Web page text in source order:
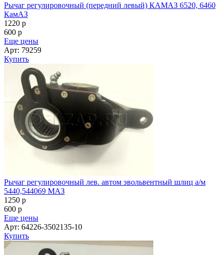
Рычаг регулировочный (передний левый) КАМАЗ 6520, 6460
КамАЗ
1220 p
600 p
Еще цены
Арт: 79259
Купить
Рычаг регулировочный лев. автом эвольвентный шлиц а/м
5440,544069 МАЗ
1250 p
600 p
Еще цены
Арт: 64226-3502135-10
Купить